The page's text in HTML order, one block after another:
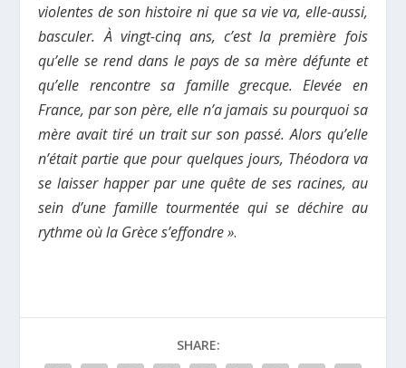
violentes de son histoire ni que sa vie va, elle-aussi,
basculer. À vingt-cinq ans, c’est la première fois
qu’elle se rend dans le pays de sa mère défunte et
qu’elle rencontre sa famille grecque. Elevée en
France, par son père, elle n’a jamais su pourquoi sa
mère avait tiré un trait sur son passé. Alors qu’elle
n’était partie que pour quelques jours, Théodora va
se laisser happer par une quête de ses racines, au
sein d’une famille tourmentée qui se déchire au
rythme où la Grèce s’effondre ».
SHARE: